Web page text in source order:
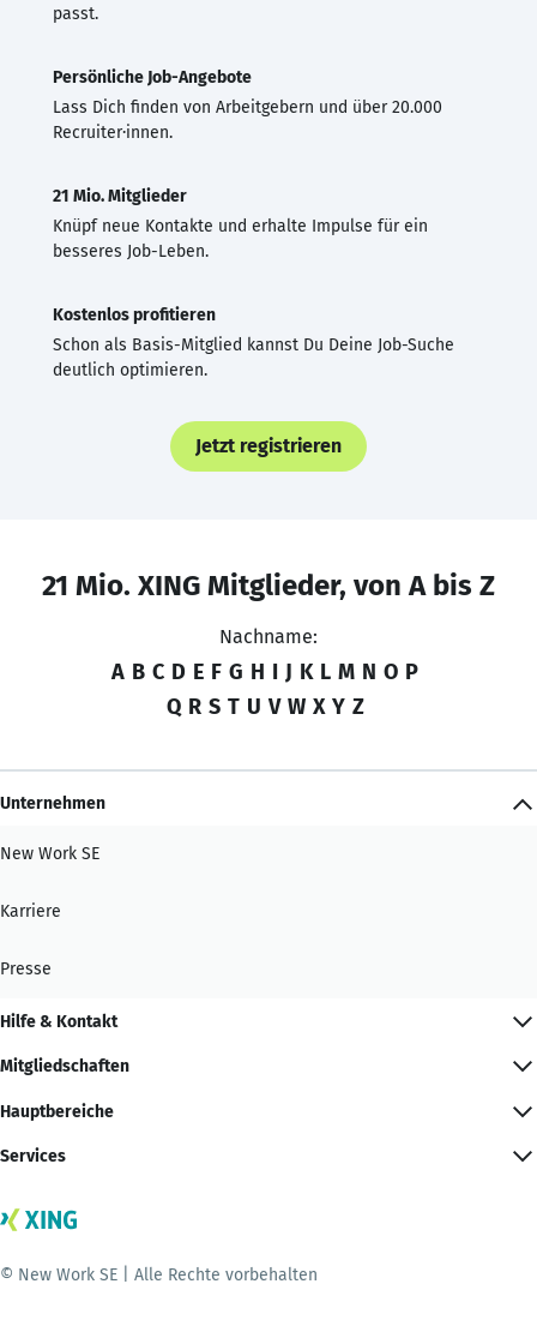
passt.
Persönliche Job-Angebote
Lass Dich finden von Arbeitgebern und über 20.000
Recruiter·innen.
21 Mio. Mitglieder
Knüpf neue Kontakte und erhalte Impulse für ein
besseres Job-Leben.
Kostenlos profitieren
Schon als Basis-Mitglied kannst Du Deine Job-Suche
deutlich optimieren.
Jetzt registrieren
21 Mio. XING Mitglieder, von A bis Z
Nachname:
A B C D E F G H I J K L M N O P
Q R S T U V W X Y Z
Unternehmen
New Work SE
Karriere
Presse
Hilfe & Kontakt
Mitgliedschaften
Hauptbereiche
Services
© New Work SE | Alle Rechte vorbehalten